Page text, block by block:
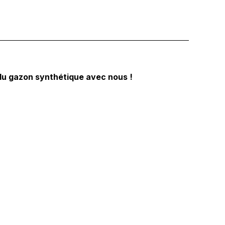
gazon synthétique avec nous !